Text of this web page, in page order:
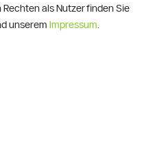
und zzgl.
vorbehalten.
als Nutzer finden Sie
unserem Impressum